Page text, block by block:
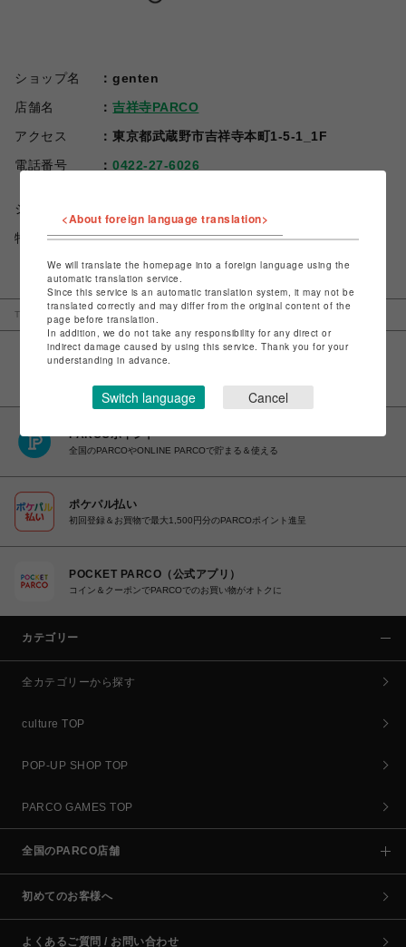
ショップ名
genten
店舗名
吉祥寺PARCO
アクセス
東京都武蔵野市吉祥寺本町1-5-1_1F
電話番号
0422-27-6026
ショップお問い合わせは
特定商取引法など法令に基づく表記はこちら
TOP 吉祥寺PARCO genten
PARCOポイント
全国のPARCOやONLINE PARCOで貯まる＆使える
ポケパル払い
初回登録＆お買物で最大1,500円分のPARCOポイント進呈
POCKET PARCO（公式アプリ）
コイン＆クーポンでPARCOでのお買い物がオトクに
カテゴリー
全カテゴリーから探す
culture TOP
POP-UP SHOP TOP
PARCO GAMES TOP
全国のPARCO店舗
初めてのお客様へ
よくあるご質問 / お問い合わせ
<About foreign language translation>
We will translate the homepage into a foreign language using the
automatic translation service.
Since this service is an automatic translation system, it may not be
translated correctly and may differ from the original content of the
page before translation.
In addition, we do not take any responsibility for any direct or
indirect damage caused by using this service. Thank you for your
understanding in advance.
Switch language Cancel